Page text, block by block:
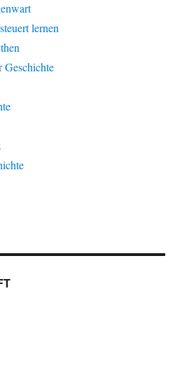
lernen
Geschichte